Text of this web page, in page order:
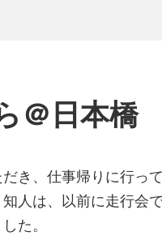
＠日本橋
き、仕事帰りに行って
人は、以前に走行会
た。